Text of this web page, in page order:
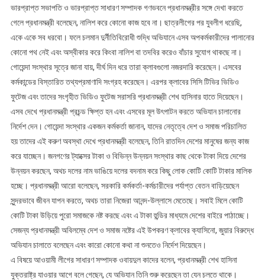
ভারপ্রাপ্ত সভাপতি ও ভারপ্রাপ্ত সাধারণ সম্পাদক গণভবনে প্রধানমন্ত্রীর সঙ্গে দেখা করতে
গেলে প্রধানমন্ত্রী বলেছেন, নালিশ করে কোনো কাজ হবে না। ছাত্রলীগের পর যুবলীগ ধরেছি,
একে একে সব ধরবো। ফলে চলমান দুর্নীতিবিরোধী শুদ্ধি অভিযানে এসব অপকর্মকারীদের পালানোর
কোনো পথ নেই এবং অস্বীকার করে কিংবা নালিশ বা তদবির করেও বাঁচার সুযোগ থাকছে না।
গোয়েন্দা সংস্থার সূত্রে জানা যায়, দীর্ঘ দিন ধরে তারা ক্লাবগুলো নজরদারি করেছেন। এসবের
কর্মকান্ডের বিস্তারিত তথ্যপ্রমাণাদি সংগ্রহ করেছেন। এরপর ক্লাবের সিসি টিভির ভিডিও
ফুটেজ এবং তাদের সংগৃহীত ভিডিও ফুটেজ সরাসরি প্রধানমন্ত্রী শেখ হাসিনার হাতে দিয়েছেন।
এসব দেখে প্রধানমন্ত্রী প্রচন্ড ক্ষিপ্ত হন এবং এসবের মূল উৎপাটন করতে অভিযান চালানোর
নির্দেশ দেন। গোয়েন্দা সংস্থার একজন কর্মকর্তা জানান, যাদের নেতৃত্বে দেশ ও সমাজ পরিচালিত
হয় তাদের এই করুণ অবস্থা দেখে প্রধানমন্ত্রী বলেছেন, তিনি রাতদিন দেশের মানুষের জন্য কাজ
করে যাচ্ছেন। জনগণের ট্যাক্সের টাকা ও বিভিন্ন উন্নয়ন সংস্থার কাছ থেকে টাকা দিয়ে দেশের
উন্নয়ন করছেন, অথচ দলের নাম ভাঙিয়ে দলের বদনাম করে কিছু লোক কোটি কোটি টাকার মালিক
হচ্ছে। প্রধানমন্ত্রী আরো বলেছেন, সরকারি কর্মকর্তা-কর্মচারীদের পর্যাপ্ত বেতন বাড়িয়েছেন
সুন্দরভাবে জীবন যাপন করতে, অথচ তারা নিজেরা আনন্দ-উল্লাসে মেতেছে। সবাই মিলে কোটি
কোটি টাকা উড়িয়ে পুরো সমাজকে নষ্ট করছে এবং এ টাকা হুন্ডির মাধ্যমে দেশের বাইরে পাঠাচ্ছে।
সেজন্য প্রধানমন্ত্রী অবিলম্বে দেশ ও সমাজ নষ্টের এই উপকরণ ক্লাবের ক্যাসিনো, জুয়ার বিরুদ্ধে
অভিযান চালাতে বলেছেন এবং কারো কোনো কথা না শুনতেও নির্দেশ দিয়েছেন।
এ বিষয়ে আওয়ামী লীগের সাধারণ সম্পাদক ওবায়দুল কাদের বলেন, প্রধানমন্ত্রী শেখ হাসিনা
যুক্তরাষ্ট্র যাওয়ার আগে বলে গেছেন, যে অভিযান তিনি শুরু করেছেন তা যেন চলতে থাকে।